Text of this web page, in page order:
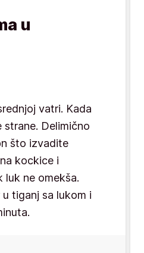
u
vatri. Kada
strane. Delimično
što izvadite
kockice i
luk ne omekša.
tiganj sa lukom i